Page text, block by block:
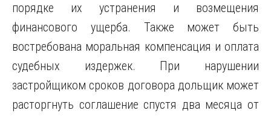
порядке их устранения и возмещения
финансового ущерба. Также может быть
востребована моральная компенсация и оплата
судебных издержек. При нарушении
застройщиком сроков договора дольщик может
расторгнуть соглашение спустя два месяца от